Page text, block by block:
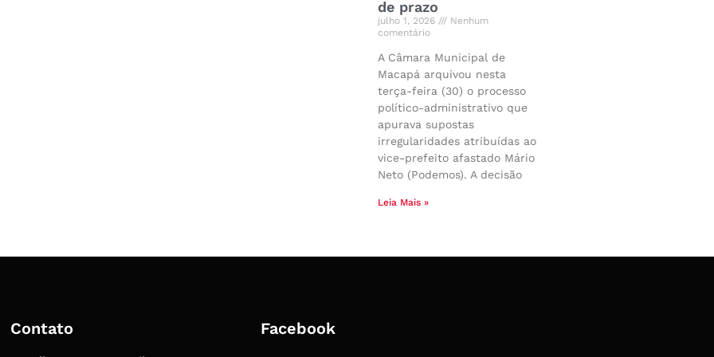
de prazo
julho 1, 2026
Nenhum
comentário
A Câmara Municipal de
Macapá arquivou nesta
terça-feira (30) o processo
político-administrativo que
apurava supostas
irregularidades atribuídas ao
vice-prefeito afastado Mário
Neto (Podemos). A decisão
Leia Mais »
Contato Facebook